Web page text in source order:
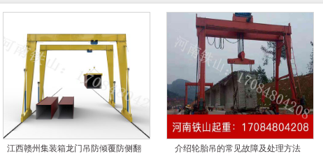
江西赣州集装箱龙门吊防倾覆防侧翻 介绍轮胎吊的常见故障及处理方法